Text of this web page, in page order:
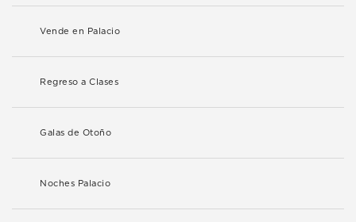
Vende en Palacio
Regreso a Clases
Galas de Otoño
Noches Palacio